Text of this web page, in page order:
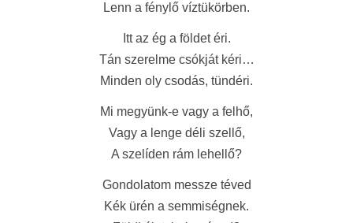
Lenn a fénylő víztükörben.
Itt az ég a földet éri.
Tán szerelme csókját kéri…
Minden oly csodás, tündéri.
Mi megyünk-e vagy a felhő,
Vagy a lenge déli szellő,
A szelíden rám lehellő?
Gondolatom messze téved
Kék ürén a semmiségnek.